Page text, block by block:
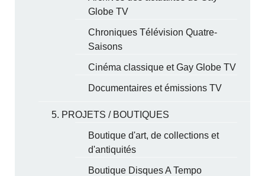
Globe TV
Chroniques Télévision Quatre-
Saisons
Cinéma classique et Gay Globe TV
Documentaires et émissions TV
5. PROJETS / BOUTIQUES
Boutique d'art, de collections et
d'antiquités
Boutique Disques A Tempo